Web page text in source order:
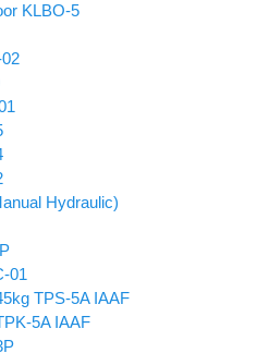
KLBO-5
Hydraulic)
01
TPS-5A IAAF
5A IAAF